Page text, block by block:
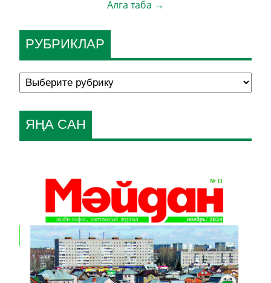
Алга таба →
РУБРИКЛАР
ЯҢА САН